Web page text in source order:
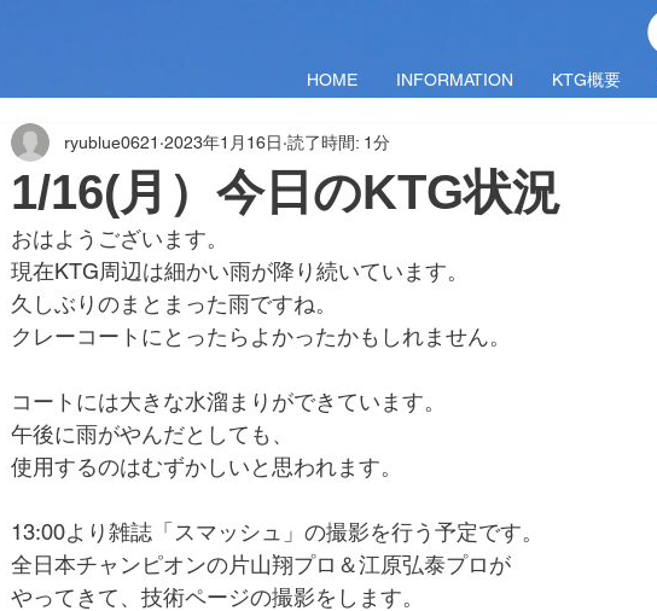
HOME INFORMATION KTG概要
1/16(月）今日のKTG状況
ryublue0621 2023年1月16日 読了時間: 1分
おはようございます。
現在KTG周辺は細かい雨が降り続いています。
久しぶりのまとまった雨ですね。
クレーコートにとったらよかったかもしれません。
コートには大きな水溜まりができています。
午後に雨がやんだとしても、
使用するのはむずかしいと思われます。
13:00より雑誌「スマッシュ」の撮影を行う予定です。
全日本チャンピオンの片山翔プロ＆江原弘泰プロが
やってきて、技術ページの撮影をします。